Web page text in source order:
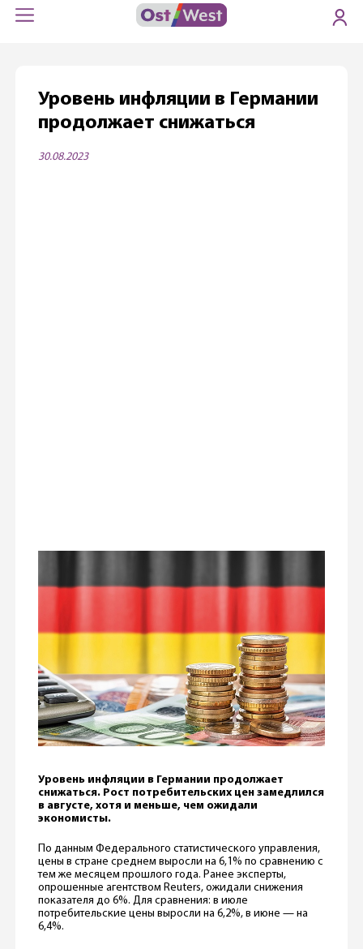
Уровень инфляции в Германии
продолжает снижаться
30.08.2023
Уровень инфляции в Германии продолжает
снижаться. Рост потребительских цен замедлился
в августе, хотя и меньше, чем ожидали
экономисты.
По данным Федерального статистического управления,
цены в стране среднем выросли на 6,1% по сравнению с
тем же месяцем прошлого года. Ранее эксперты,
опрошенные агентством Reuters, ожидали снижения
показателя до 6%. Для сравнения: в июле
потребительские цены выросли на 6,2%, в июне — на
6,4%.